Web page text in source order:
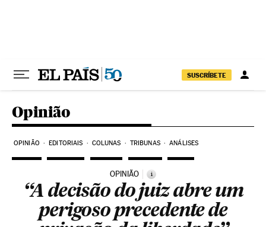
SUSCRÍBETE
Opinião
OPINIÃO EDITORIAIS COLUNAS TRIBUNAS ANÁLISES
OPINIÃO i
“A decisão do juiz abre um
perigoso precedente de